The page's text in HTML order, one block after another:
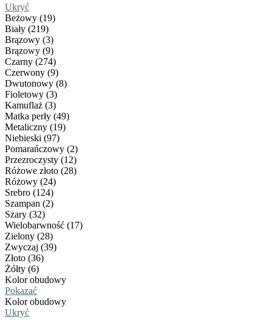
Ukryć
Beżowy (19)
Biały (219)
Brązowy (3)
Brązowy (9)
Czarny (274)
Czerwony (9)
Dwutonowy (8)
Fioletowy (3)
Kamuflaż (3)
Matka perły (49)
Metaliczny (19)
Niebieski (97)
Pomarańczowy (2)
Przezroczysty (12)
Różowe złoto (28)
Różowy (24)
Srebro (124)
Szampan (2)
Szary (32)
Wielobarwność (17)
Zielony (28)
Zwyczaj (39)
Złoto (36)
Żółty (6)
Kolor obudowy
Pokazać
Kolor obudowy
Ukryć